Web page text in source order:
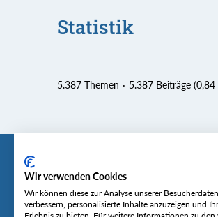
Statistik
5.387 Themen 5.387 Beiträge (0,84
Tourentipp
Wir verwenden Cookies
Wir können diese zur Analyse unserer
verbessern, personalisierte Inhalte anzuzeigen und